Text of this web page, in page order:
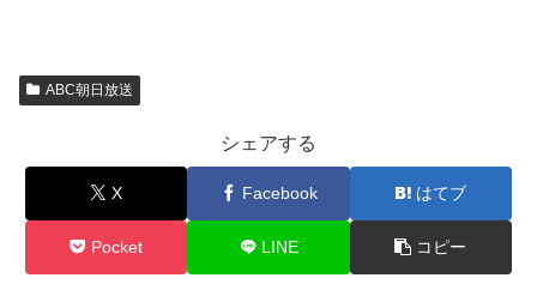
ABC朝日放送
シェアする
X Facebook はてブ
Pocket LINE コピー